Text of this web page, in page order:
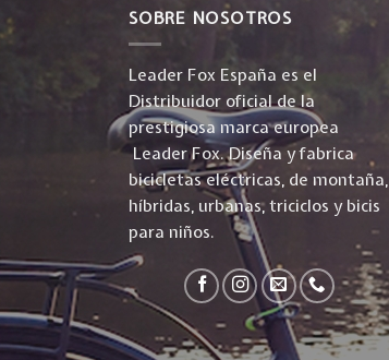
SOBRE NOSOTROS
Leader Fox España es el
Distribuidor oficial de la
prestigiosa marca europea
Leader Fox. Diseña y fabrica
bicicletas eléctricas, de montaña,
híbridas, urbanas, triciclos y bicis
para niños.